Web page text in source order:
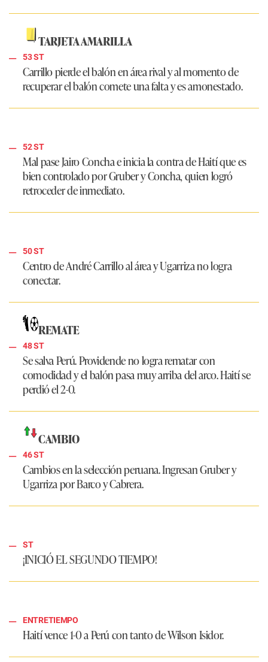
TARJETA AMARILLA
53 ST
Carrillo pierde el balón en área rival y al momento de
recuperar el balón comete una falta y es amonestado.
52 ST
Mal pase Jairo Concha e inicia la contra de Haití que es
bien controlado por Gruber y Concha, quien logró
retroceder de inmediato.
50 ST
Centro de André Carrillo al área y Ugarriza no logra
conectar.
REMATE
48 ST
Se salva Perú. Providende no logra rematar con
comodidad y el balón pasa muy arriba del arco. Haití se
perdió el 2-0.
CAMBIO
46 ST
Cambios en la selección peruana. Ingresan Gruber y
Ugarriza por Barco y Cabrera.
ST
¡INICIÓ EL SEGUNDO TIEMPO!
ENTRETIEMPO
Haití vence 1-0 a Perú con tanto de Wilson Isidor.